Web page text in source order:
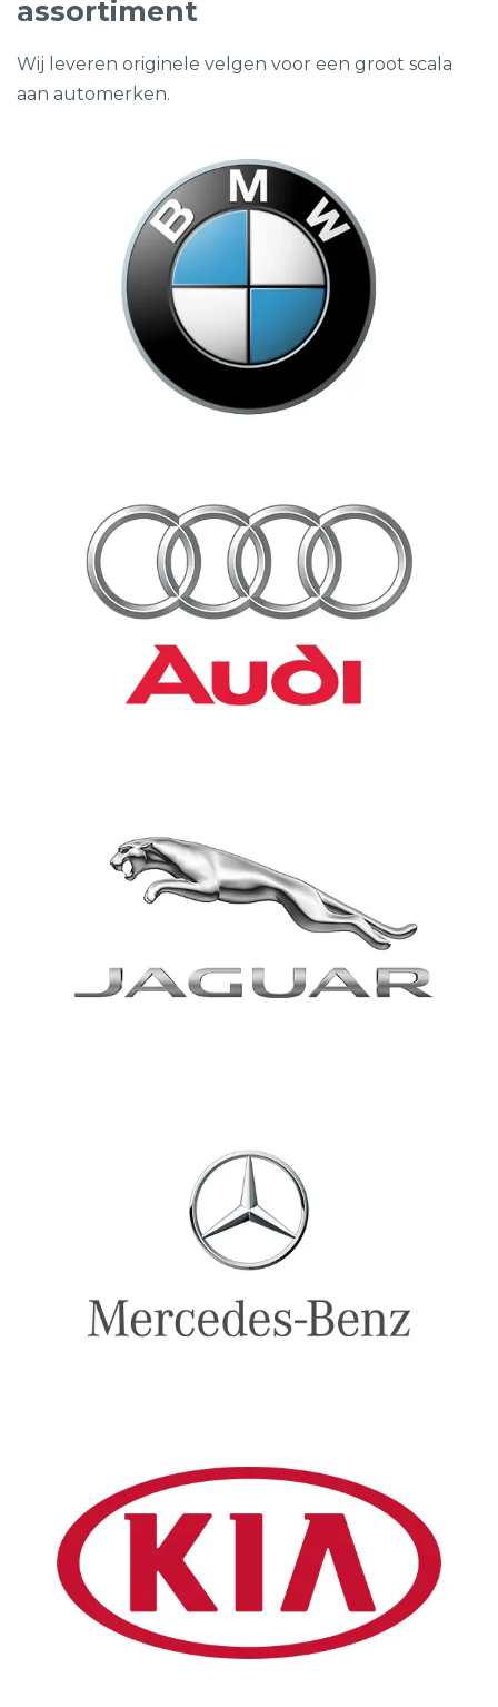
assortiment
Wij leveren originele velgen voor een groot scala
aan automerken.